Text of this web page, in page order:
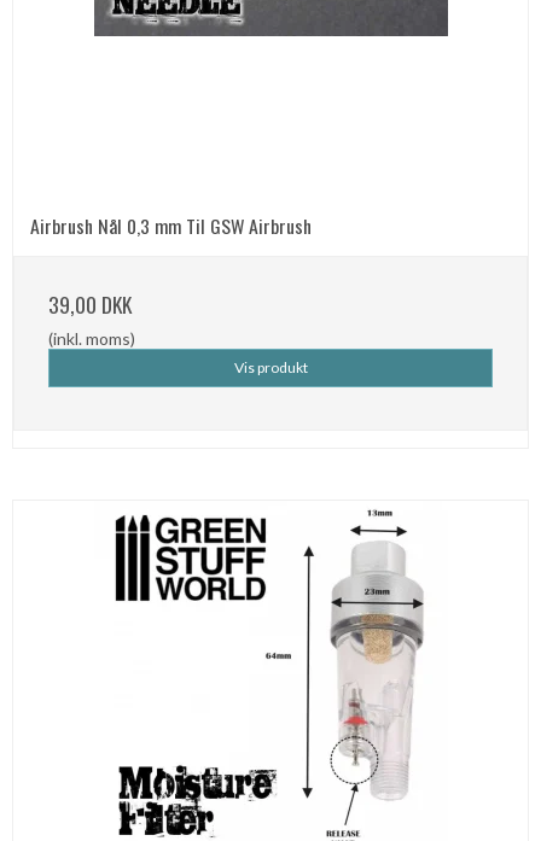
Airbrush Nål 0,3 mm Til GSW Airbrush
39,00 DKK
(inkl. moms)
Vis produkt